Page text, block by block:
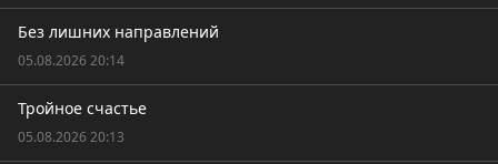
Без лишних направлений
05.08.2026 20:14
Тройное счастье
05.08.2026 20:13